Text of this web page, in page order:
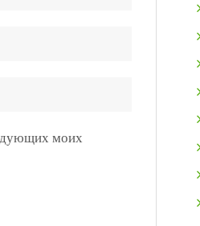
моих